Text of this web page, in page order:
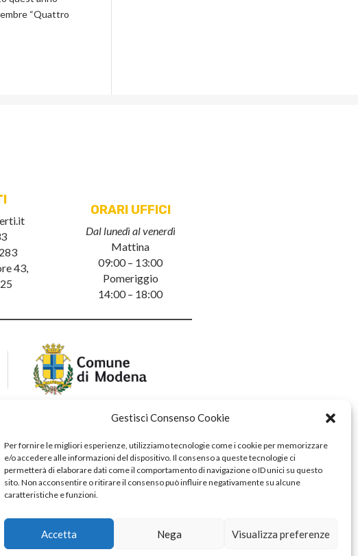
Gestisci Consenso Cookie
Per fornire le migliori esperienze, utilizziamo tecnologie come i cookie per memorizzare
e/o accedere alle informazioni del dispositivo. Il consenso a queste tecnologie ci
permetterà di elaborare dati come il comportamento di navigazione o ID unici su questo
sito. Non acconsentire o ritirare il consenso può influire negativamente su alcune
caratteristiche e funzioni.
Accetta Nega Visualizza preferenze
“Quattro
43,
ORARI UFFICI
Dal lunedì al venerdì
Mattina
09:00 – 13:00
Pomeriggio
14:00 – 18:00